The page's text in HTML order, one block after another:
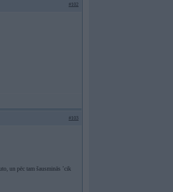
#102
#103
un pēc tam šausminās ’cik